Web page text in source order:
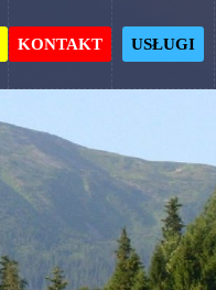
KONTAKT USŁUGI